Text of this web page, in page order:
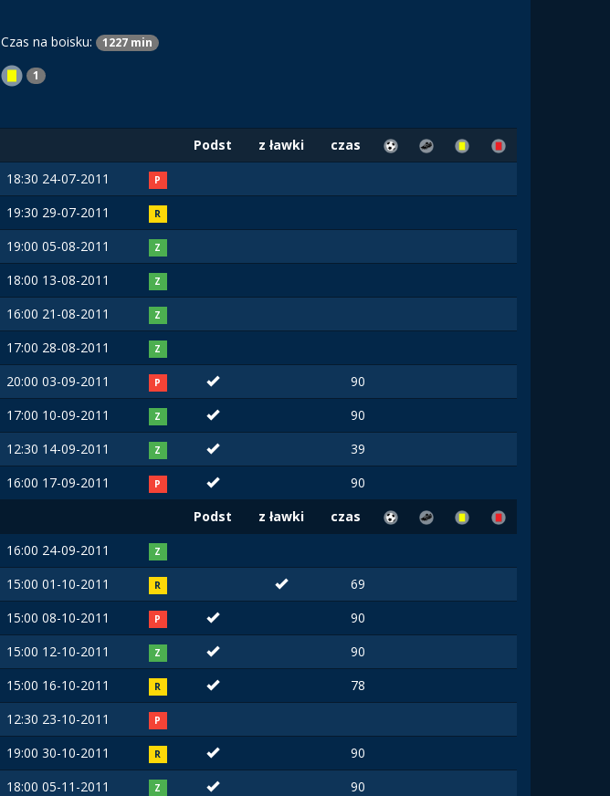
Czas na boisku: 1227 min
1
Podst z ławki
czas
18:30 24-07-2011 P
19:30 29-07-2011 R
19:00 05-08-2011 Z
18:00 13-08-2011 Z
16:00 21-08-2011 Z
17:00 28-08-2011 Z
20:00 03-09-2011 P
90
17:00 10-09-2011 Z
90
12:30 14-09-2011 Z
39
16:00 17-09-2011 P
90
Podst z ławki
czas
16:00 24-09-2011 Z
15:00 01-10-2011 R
69
15:00 08-10-2011 P
90
15:00 12-10-2011 Z
90
15:00 16-10-2011 R
78
12:30 23-10-2011 P
19:00 30-10-2011 R
90
18:00 05-11-2011 Z
90